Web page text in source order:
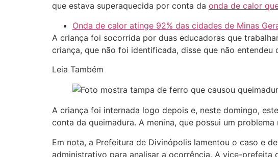
que estava superaquecida por conta da onda de calor
Onda de calor atinge 92% das cidades de Minas
A criança foi socorrida por duas educadoras que
criança, que não foi identificada, disse que não
Leia Também
A criança foi internada logo depois e, neste domingo,
conta da queimadura. A menina, que possui um
Em nota, a Prefeitura de Divinópolis lamentou o caso e
administrativo para analisar a ocorrência. A vice-prefeita